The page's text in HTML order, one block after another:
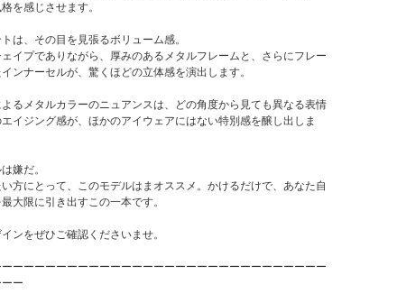
を感じさせます。
は、その目を見張るボリューム感。
イプでありながら、厚みのあるメタルフレームと、さらにフレー
ンナーセルが、驚くほどの立体感を演出します。
るメタルカラーのニュアンスは、どの角度から見ても異なる表情
イジング感が、ほかのアイウェアにはない特別感を醸し出しま
嫌だ。
方にとって、このモデルはまオススメ。かけるだけで、あなた自
大限に引き出すこの一本です。
ンをぜひご確認くださいませ。
ーーーーーーーーーーーーーーーーーーーーーーーーーーーーー
ー